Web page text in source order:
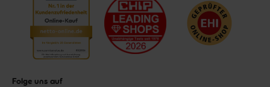
Folge uns auf